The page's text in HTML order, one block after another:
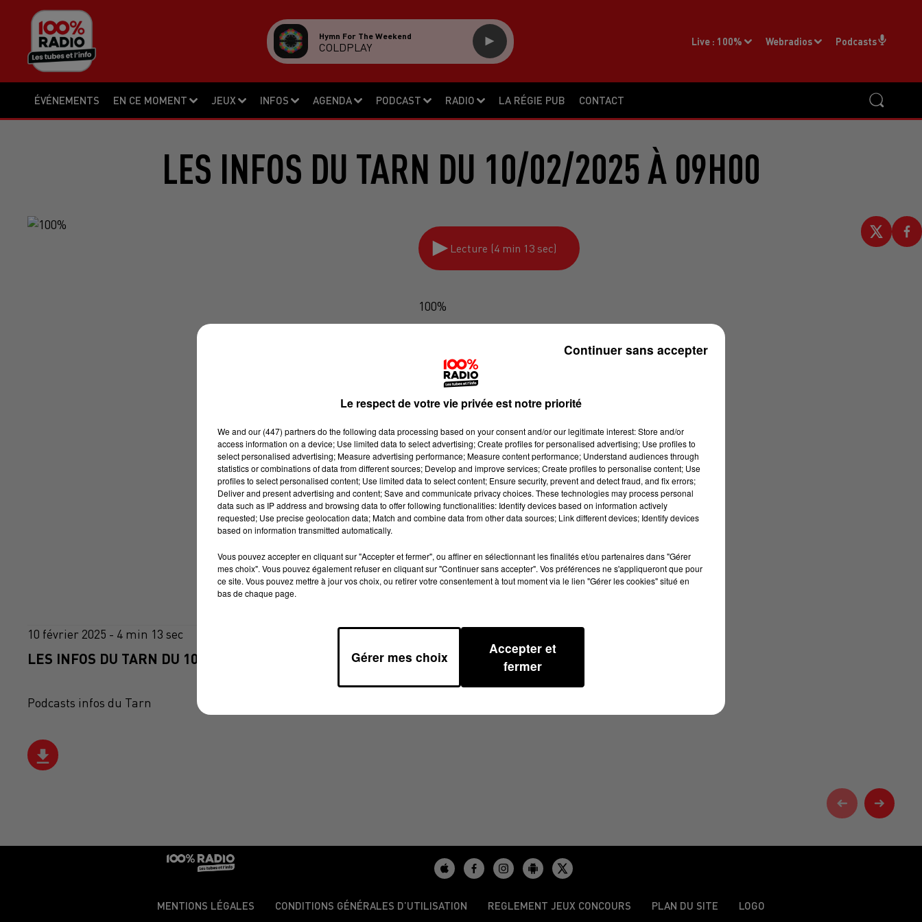
ÉVÉNEMENTS EN CE MOMENT JEUX INFOS AGENDA PODCAST RADIO LA RÉGIE PUB CONTACT
Live : 100% Webradios Podcasts
Hymn For The Weekend
COLDPLAY
LES INFOS DU TARN DU 10/02/2025 À 09H00
Lecture (4 min 13 sec)
100%
10 février 2025 - 4 min 13 sec
LES INFOS DU TARN DU 10/02/2025 À 09H00
Podcasts infos du Tarn
MENTIONS LÉGALES CONDITIONS GÉNÉRALES D’UTILISATION REGLEMENT JEUX CONCOURS PLAN DU SITE LOGO
Le respect de votre vie privée est notre priorité
We and our (447) partnersdo the following data processing based on your consent and/or our legitimate interest: Store and/or
access information on a device; Use limited data to select advertising; Create profiles for personalised advertising; Use profiles to
select personalised advertising; Measure advertising performance; Measure content performance; Understand audiences through
statistics or combinations of data from different sources; Develop and improve services; Create profiles to personalise content; Use
profiles to select personalised content; Use limited data to select content; Ensure security, prevent and detect fraud, and fix errors;
Deliver and present advertising and content; Save and communicate privacy choices. These technologies may process personal
data such as IP address and browsing data to offer following functionalities: Identify devices based on information actively
requested; Use precise geolocation data; Match and combine data from other data sources; Link different devices; Identify devices
based on information transmitted automatically.
Vous pouvez accepter en cliquant sur "Accepter et fermer", ou affiner en sélectionnant les finalités et/ou partenaires dans "Gérer
mes choix". Vous pouvez également refuser en cliquant sur "Continuer sans accepter". Vos préférences ne s'appliqueront que pour
ce site. Vous pouvez mettre à jour vos choix, ou retirer votre consentement à tout moment via le lien "Gérer les cookies" situé en
bas de chaque page.
Gérer mes choix
Accepter et
fermer
Continuer sans accepter